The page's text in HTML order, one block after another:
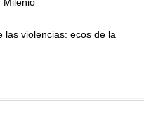
Milenio
las violencias: ecos de la